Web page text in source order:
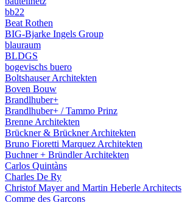
bb22
Beat Rothen
BIG-Bjarke Ingels Group
blauraum
BLDGS
bogevischs buero
Boltshauser Architekten
Boven Bouw
Brandlhuber+
Brandlhuber+ / Tammo Prinz
Brenne Architekten
Brückner & Brückner Architekten
Bruno Fioretti Marquez Architekten
Buchner + Bründler Architekten
Carlos Quintàns
Charles De Ry
Christof Mayer and Martin Heberle Architects
Comme des Garçons